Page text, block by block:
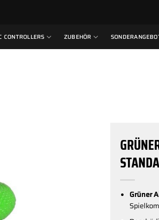
CONTROLLERS ZUBEHÖR
Grüner